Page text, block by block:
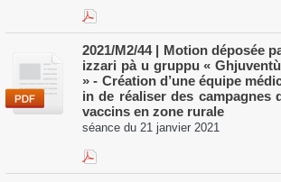
2021/M2/44 | Motion déposée
izzari pà u gruppu «
» - Création d’une équipe
in de réaliser des campagnes
vaccins en zone rurale
séance du 21 janvier 2021